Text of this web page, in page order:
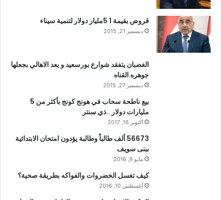
قروض بقيمة 1 5مليار دولار لتنمية سيناء
ديسمبر 21, 2015
الغضبان يتفقد شوارع بورسعيد و يعد الاهالي بجعلها
جوهره القناه
ديسمبر 27, 2015
بيع ناطحة سحاب في هونج كونج بأكثر من 5
مليارات دولار ..ذي سنتر
أكتوبر 16, 2017
56673 ألف طالباً وطالبة يؤدون امتحان الابتدائية
ببنى سويف
مايو 9, 2016
كيف تغسل الخضروات والفواكه بطريقة صحية؟
أغسطس 10, 2016